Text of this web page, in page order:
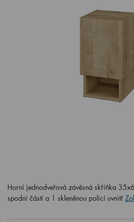
Horní jednodveřová závěsná skříňka
spodní části a 1 skleněnou policí uvnitř